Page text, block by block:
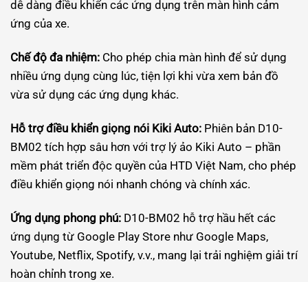
dễ dàng điều khiển các ứng dụng trên màn hình cảm
ứng của xe.
Chế độ đa nhiệm: Cho phép chia màn hình để sử dụng
nhiều ứng dụng cùng lúc, tiện lợi khi vừa xem bản đồ
vừa sử dụng các ứng dụng khác.
Hỗ trợ điều khiển giọng nói Kiki Auto: Phiên bản D10-
BM02 tích hợp sâu hơn với trợ lý ảo Kiki Auto – phần
mềm phát triển độc quyền của HTD Việt Nam, cho phép
điều khiển giọng nói nhanh chóng và chính xác.
Ứng dụng phong phú: D10-BM02 hỗ trợ hầu hết các
ứng dụng từ Google Play Store như Google Maps,
Youtube, Netflix, Spotify, v.v., mang lại trải nghiệm giải trí
hoàn chỉnh trong xe.